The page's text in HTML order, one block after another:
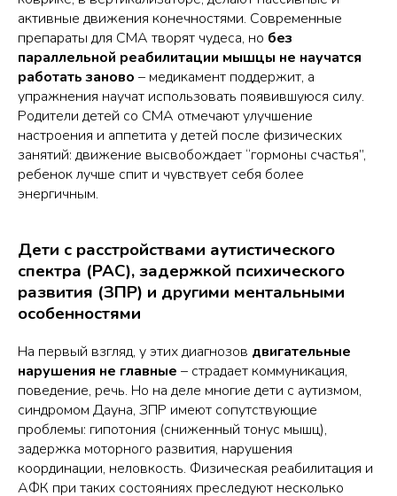
активные движения конечностями. Современные
препараты для СМА творят чудеса, но без
параллельной реабилитации мышцы не научатся
работать заново – медикамент поддержит, а
упражнения научат использовать появившуюся силу.
Родители детей со СМА отмечают улучшение
настроения и аппетита у детей после физических
занятий: движение высвобождает “гормоны счастья”,
ребенок лучше спит и чувствует себя более
энергичным.
Дети с расстройствами аутистического
спектра (РАС), задержкой психического
развития (ЗПР) и другими ментальными
особенностями
На первый взгляд, у этих диагнозов двигательные
нарушения не главные – страдает коммуникация,
поведение, речь. Но на деле многие дети с аутизмом,
синдромом Дауна, ЗПР имеют сопутствующие
проблемы: гипотония (сниженный тонус мышц),
задержка моторного развития, нарушения
координации, неловкость. Физическая реабилитация и
АФК при таких состояниях преследуют несколько